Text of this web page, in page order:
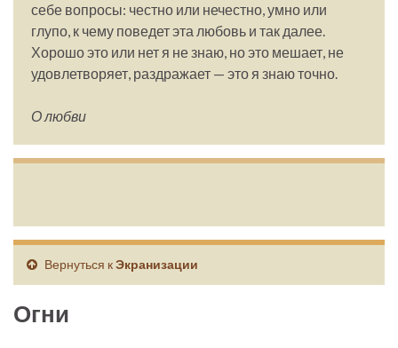
себе вопросы: честно или нечестно, умно или
глупо, к чему поведет эта любовь и так далее.
Хорошо это или нет я не знаю, но это мешает, не
удовлетворяет, раздражает — это я знаю точно.
О любви
Вернуться кЭкранизации
Огни